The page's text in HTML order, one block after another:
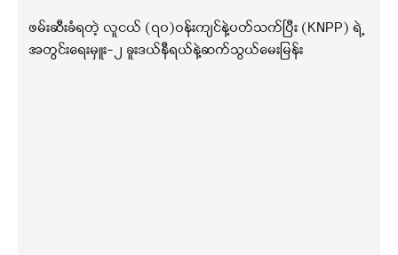
ဖမ်းဆီးခံရတဲ့ လူငယ် (၇၀)ဝန်းကျင်နဲ့ပတ်သက်ပြီး (KNPP) ရဲ့
အတွင်းရေးမှူး-၂ ခူးဒယ်နီရယ်နဲ့ဆက်သွယ်မေးမြန်း